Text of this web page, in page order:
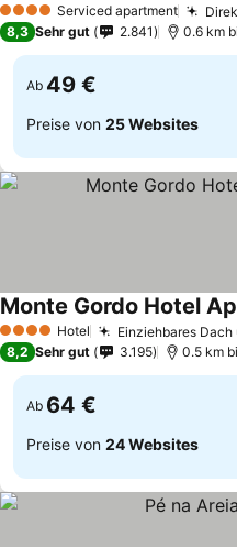
4 Sterne Serviced apartment
8,3 Sehr gut 2.841 0.6 km
Ab 49 €
Preise von 25 Websites
4 Sterne Hotel Einziehbares Dach
Monte Gordo Hotel
8,2 Sehr gut 3.195 0.5 km
Ab 64 €
Preise von 24 Websites